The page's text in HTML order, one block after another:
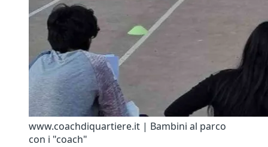
www.coachdiquartiere.it | Bambini al parco
con i "coach"